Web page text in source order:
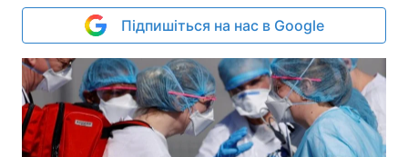
Підпишіться на нас в Google